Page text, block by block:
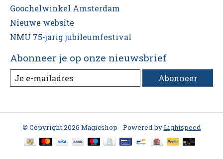
Goochelwinkel Amsterdam
Nieuwe website
NMU 75-jarig jubileumfestival
Abonneer je op onze nieuwsbrief
Abonneer
© Copyright 2026 Magicshop - Powered byLightspeed